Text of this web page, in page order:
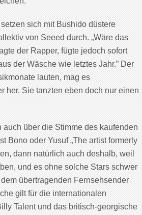
sich mit Bushido düstere
von Seeed durch. „Wäre das
der Rapper, fügte jedoch sofort
der Wäsche wie letztes Jahr.” Der
lauten, mag es
her. Sie tanzten eben doch nur einen
über die Stimme des kaufenden
Bono oder Yusuf „The artist formerly
dann natürlich auch deshalb, weil
und es ohne solche Stars schwer
übertragenden Fernsehsender
gilt für die internationalen
Talent und das britisch-georgische